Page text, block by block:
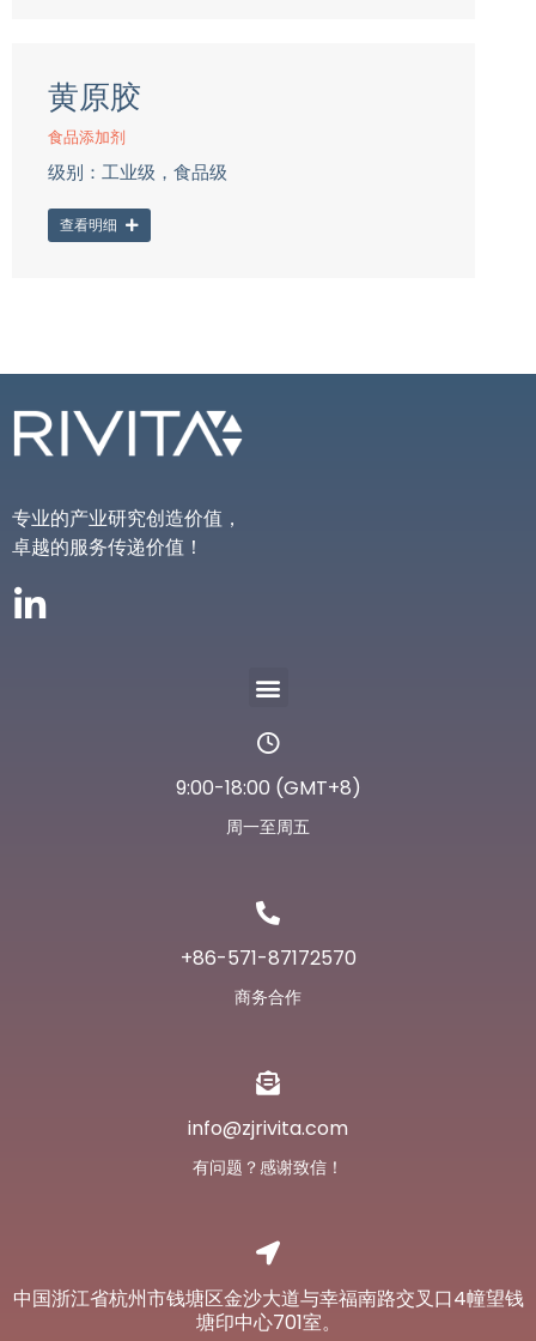
黄原胶
食品添加剂
级别：工业级，食品级
查看明细
专业的产业研究创造价值，
卓越的服务传递价值！
9:00-18:00 (GMT+8)
周一至周五
+86-571-87172570
商务合作
info@zjrivita.com
有问题？感谢致信！
中国浙江省杭州市钱塘区金沙大道与幸福南路交叉口4幢望钱
塘印中心701室。